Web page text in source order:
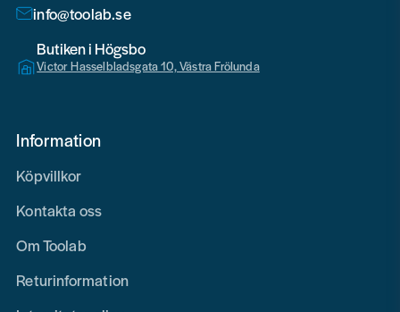
info@toolab.se
Butiken i Högsbo
Victor Hasselbladsgata 10, Västra Frölunda
Information
Köpvillkor
Kontakta oss
Om Toolab
Returinformation